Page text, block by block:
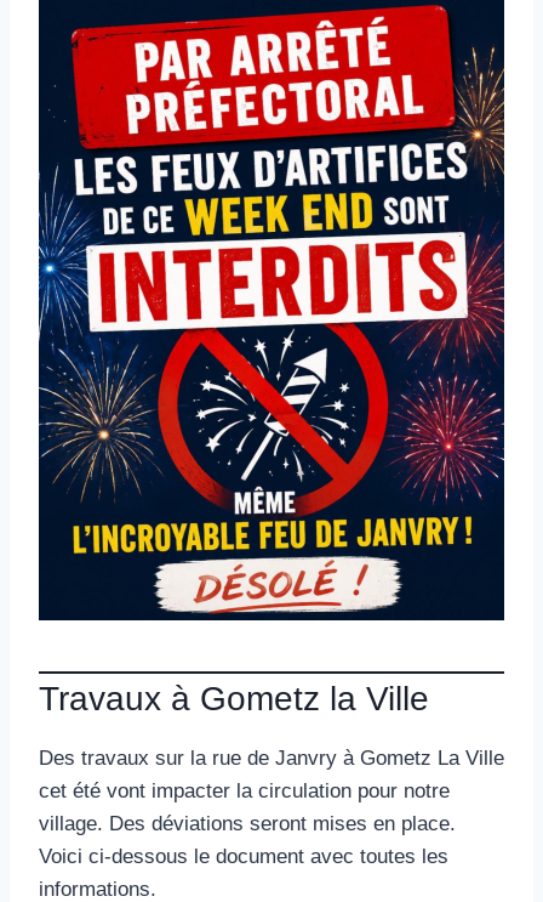
Travaux à Gometz la Ville
Des travaux sur la rue de Janvry à Gometz La Ville
cet été vont impacter la circulation pour notre
village. Des déviations seront mises en place.
Voici ci-dessous le document avec toutes les
informations.